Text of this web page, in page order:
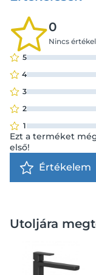
0
Nincs
5
4
3
2
1
Ezt a terméket
első!
Értékelem
Utoljára